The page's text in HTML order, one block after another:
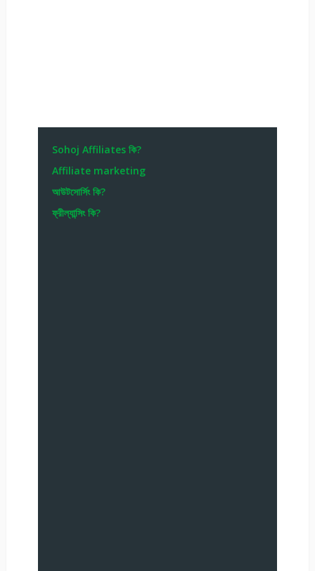
Sohoj Affiliates কি?
Affiliate marketing
আউটসোর্সিং কি?
ফ্রীল্যান্সিং কি?